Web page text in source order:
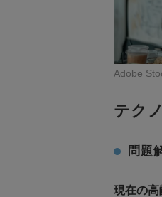
Adobe
テク
問題
現在の高